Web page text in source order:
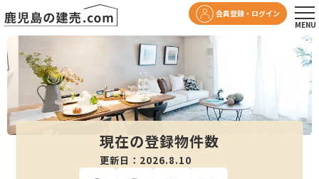
会員登録・ログイン
現在の登録物件数
更新日：2026.8.10